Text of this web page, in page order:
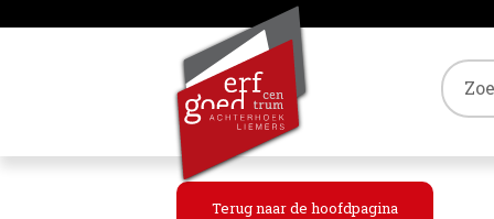
Terug naar de hoofdpagina